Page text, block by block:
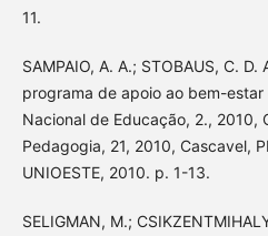
11.
SAMPAIO, A. A.; STOBAUS, C.
programa de apoio ao bem-
Nacional de Educação, 2., 2010,
Pedagogia, 21, 2010, Cascavel,
UNIOESTE, 2010. p. 1-13.
SELIGMAN, M.;